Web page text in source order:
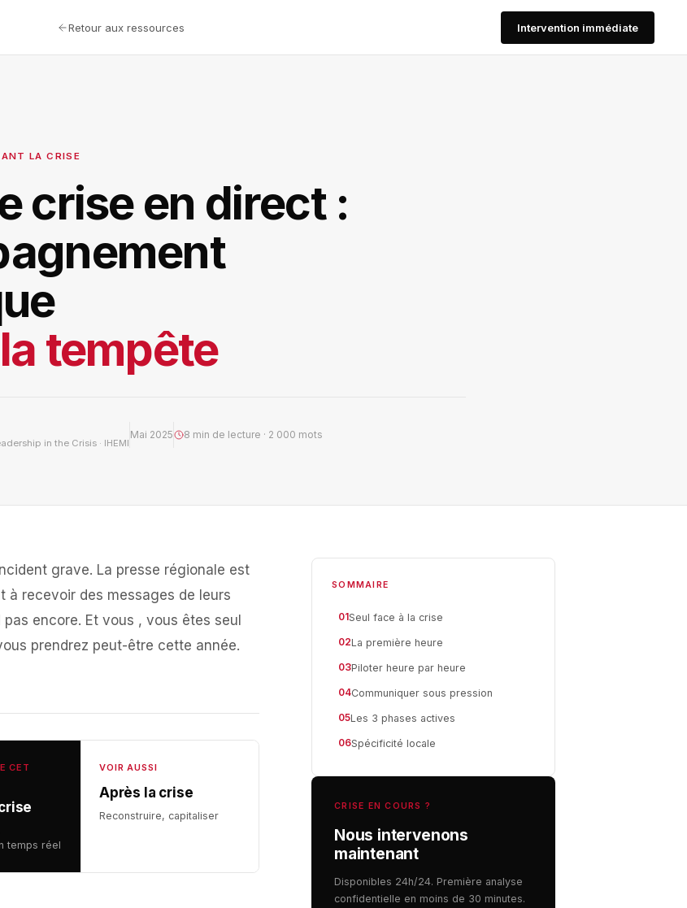
Retour aux ressources Intervention immédiate
LA CRISE
crise en direct :
tempête
in the Crisis · IHEMI
Mai 2025 8 min de lecture · 2 000 mots
grave. La presse régionale est
à recevoir des messages de leurs
encore. Et vous , vous êtes seul
prendrez peut-être cette année.
CET
temps réel
VOIR AUSSI
Après la crise
Reconstruire, capitaliser
SOMMAIRE
01Seul face à la crise
02La première heure
03Piloter heure par heure
04Communiquer sous pression
05Les 3 phases actives
06Spécificité locale
CRISE EN COURS ?
Nous intervenons
maintenant
Disponibles 24h/24. Première analyse
confidentielle en moins de 30 minutes.